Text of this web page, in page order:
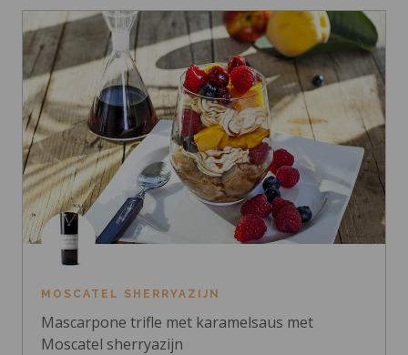
MOSCATEL SHERRYAZIJN
Mascarpone trifle met karamelsaus met
Moscatel sherryazijn